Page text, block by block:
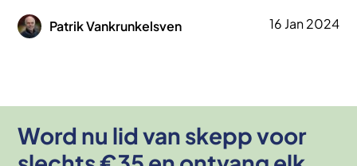
Afbeelding
Patrik Vankrunkelsven 16 Jan 2024
Word nu lid van skepp voor